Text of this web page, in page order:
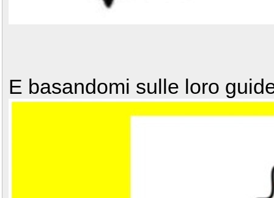
E basandomi sulle loro